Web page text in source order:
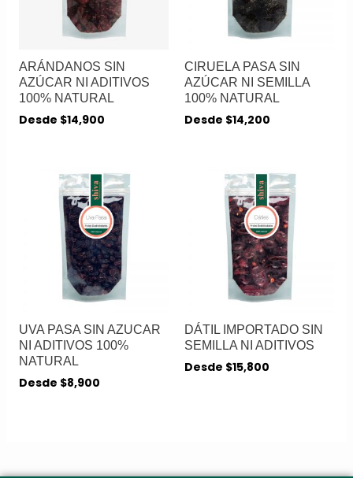
ARÁNDANOS SIN
AZÚCAR NI ADITIVOS
100% NATURAL
Desde $14,900
CIRUELA PASA SIN
AZÚCAR NI SEMILLA
100% NATURAL
Desde $14,200
UVA PASA SIN AZUCAR
NI ADITIVOS 100%
NATURAL
Desde $8,900
DÁTIL IMPORTADO SIN
SEMILLA NI ADITIVOS
Desde $15,800